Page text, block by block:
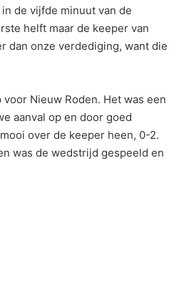
de vijfde minuut van de
helft maar de keeper van
dan onze verdediging, want die
Nieuw Roden. Het was een
aanval op en door goed
over de keeper heen, 0-2.
was de wedstrijd gespeeld en